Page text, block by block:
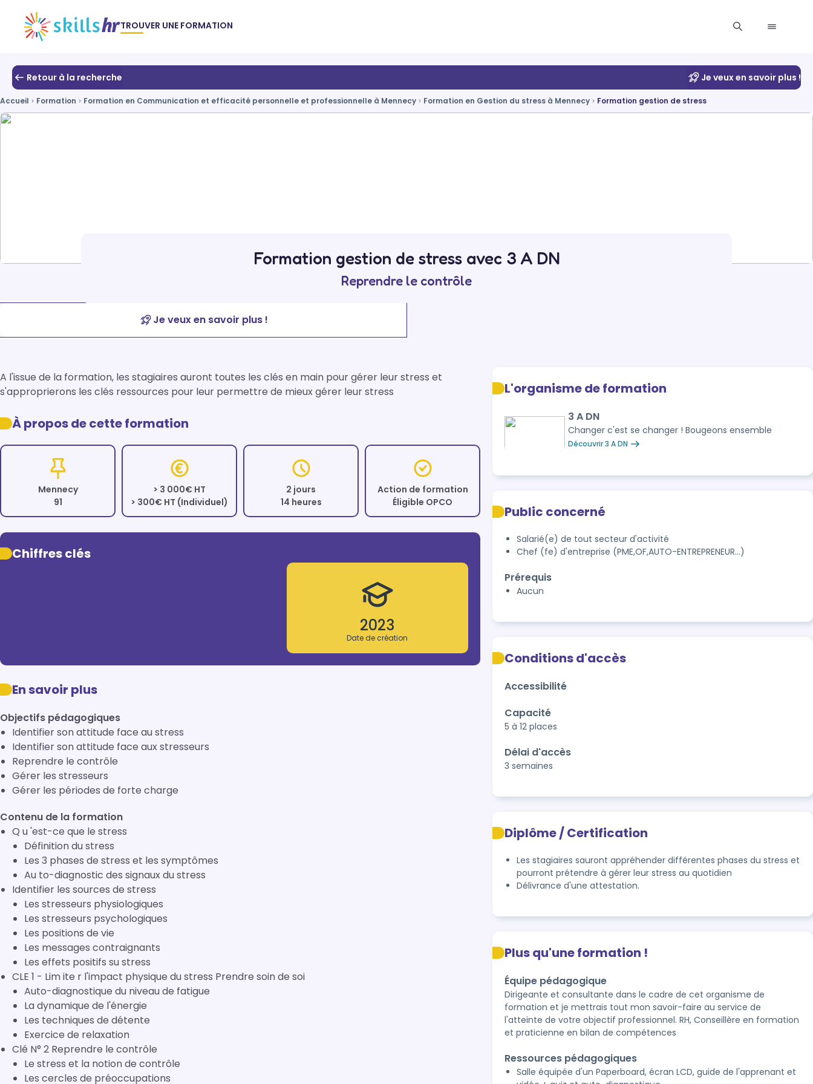
TROUVER UNE FORMATION
Retour à la recherche Je veux en savoir plus !
Accueil Formation Formation en Communication et efficacité personnelle et professionnelle à Mennecy Formation en Gestion du stress à Mennecy Formation gestion de stress
Formation gestion de stress avec 3 A DN
Reprendre le contrôle
Je veux en savoir plus !
A l'issue de la formation, les stagiaires auront toutes les clés en main pour gérer leur stress et
s'approprierons les clés ressources pour leur permettre de mieux gérer leur stress
À propos de cette formation
Mennecy
91
> 3 000€ HT
> 300€ HT (Individuel)
2 jours
14 heures
Action de formation
Éligible OPCO
Chiffres clés
2023
Date de création
En savoir plus
Objectifs pédagogiques
Identifier son attitude face au stress
Identifier son attitude face aux stresseurs
Reprendre le contrôle
Gérer les stresseurs
Gérer les périodes de forte charge
Contenu de la formation
Q u 'est-ce que le stress
Définition du stress
Les 3 phases de stress et les symptômes
Au to-diagnostic des signaux du stress
Identifier les sources de stress
Les stresseurs physiologiques
Les stresseurs psychologiques
Les positions de vie
Les messages contraignants
Les effets positifs su stress
CLE 1 - Lim ite r l'impact physique du stress Prendre soin de soi
Auto-diagnostique du niveau de fatigue
La dynamique de l'énergie
Les techniques de détente
Exercice de relaxation
Clé N° 2 Reprendre le contrôle
Le stress et la notion de contrôle
Les cercles de préoccupations
L'organisme de formation
3 A DN
Changer c'est se changer ! Bougeons ensemble
Découvrir 3 A DN
Public concerné
Salarié(e) de tout secteur d'activité
Chef (fe) d'entreprise (PME,OF,AUTO-ENTREPRENEUR...)
Prérequis
Aucun
Conditions d'accès
Accessibilité
Capacité
5 à 12 places
Délai d'accès
3 semaines
Diplôme / Certification
Les stagiaires sauront appréhender différentes phases du stress et
pourront prétendre à gérer leur stress au quotidien
Délivrance d'une attestation.
Plus qu'une formation !
Équipe pédagogique
Dirigeante et consultante dans le cadre de cet organisme de
formation et je mettrais tout mon savoir-faire au service de
l'atteinte de votre objectif professionnel. RH, Conseillère en formation
et praticienne en bilan de compétences
Ressources pédagogiques
Salle équipée d'un Paperboard, écran LCD, guide de l'apprenant et